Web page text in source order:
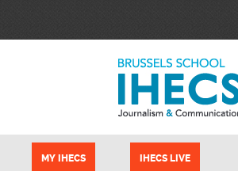
MY IHECS IHECS LIVE